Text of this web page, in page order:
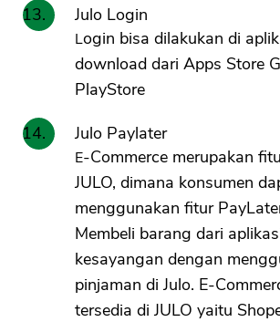
Julo Login
Login bisa dilakukan di aplikasi yang di
download dari Apps Store
PlayStore
Julo Paylater
E-Commerce merupakan fitur baru dari
JULO, dimana konsumen
menggunakan fitur
Membeli barang dari
kesayangan dengan
pinjaman di Julo. E-
tersedia di JULO yaitu